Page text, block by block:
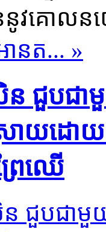
ជួននូវគោ
នត... »
ន ជួបជា
យដោយស
រៃឈើ